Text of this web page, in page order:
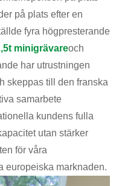
på plats efter en
fyra högpresterande
minigrävareoch
har utrustningen
skeppas till den franska
samarbete
kundens fulla
utan stärker
för våra
europeiska marknaden.